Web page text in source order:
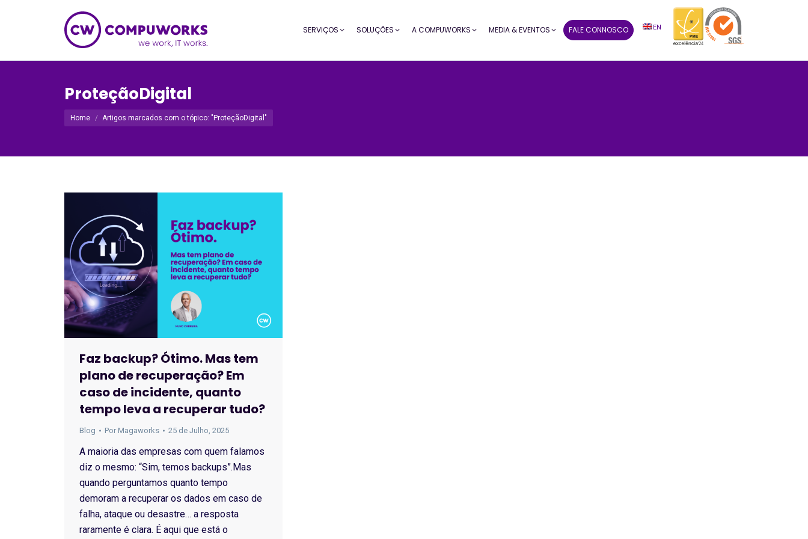
SERVIÇOS SOLUÇÕES A COMPUWORKS MEDIA & EVENTOS FALE CONNOSCO EN
ProteçãoDigital
Você está aqui:
Home Artigos marcados com o tópico: "ProteçãoDigital"
Faz backup? Ótimo. Mas tem
plano de recuperação? Em
caso de incidente, quanto
tempo leva a recuperar tudo?
Blog Por Magaworks 25 de Julho, 2025
A maioria das empresas com quem falamos
diz o mesmo: “Sim, temos backups”.Mas
quando perguntamos quanto tempo
demoram a recuperar os dados em caso de
falha, ataque ou desastre… a resposta
raramente é clara. É aqui que está o